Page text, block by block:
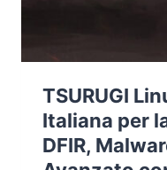
TSURUGI
Italiana per
DFIR,